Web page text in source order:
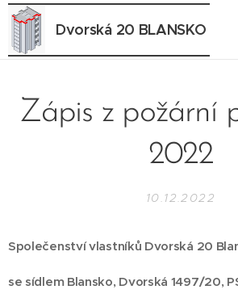
Dvorská 20 BLANSKO
Zápis z požární
2022
10.12.2022
Společenství vlastníků Dvorská 20
se sídlem Blansko, Dvorská 1497/20,